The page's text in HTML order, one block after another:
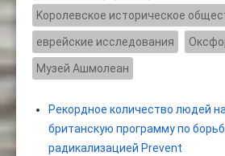
Kоролевское историческое
еврейские исследования
Музей Ашмолеан
Рекордное количество людей
британскую программу по
радикализацией Prevent